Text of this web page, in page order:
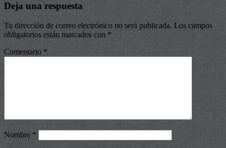
Deja una respuesta
Tu dirección de correo electrónico no será publicada. Los campos
obligatorios están marcados con *
Comentario *
Nombre *